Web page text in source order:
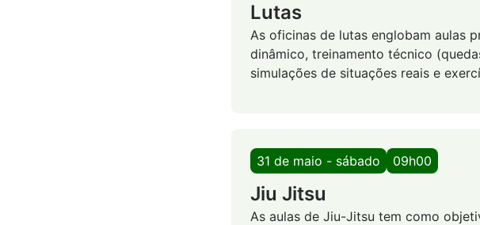
Lutas
As oficinas de lutas englobam aulas
dinâmico, treinamento técnico
simulações de situações reais e
31 de maio - sábado 09h00
Jiu Jitsu
As aulas de Jiu-Jitsu tem como